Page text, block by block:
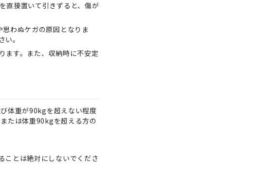
直接置いて引きずると、傷が
わぬケガの原因となりま
。
ます。また、収納時に不安定
体重が90kgを超えない程度
たは体重90kgを超える方の
ことは絶対にしないでくださ